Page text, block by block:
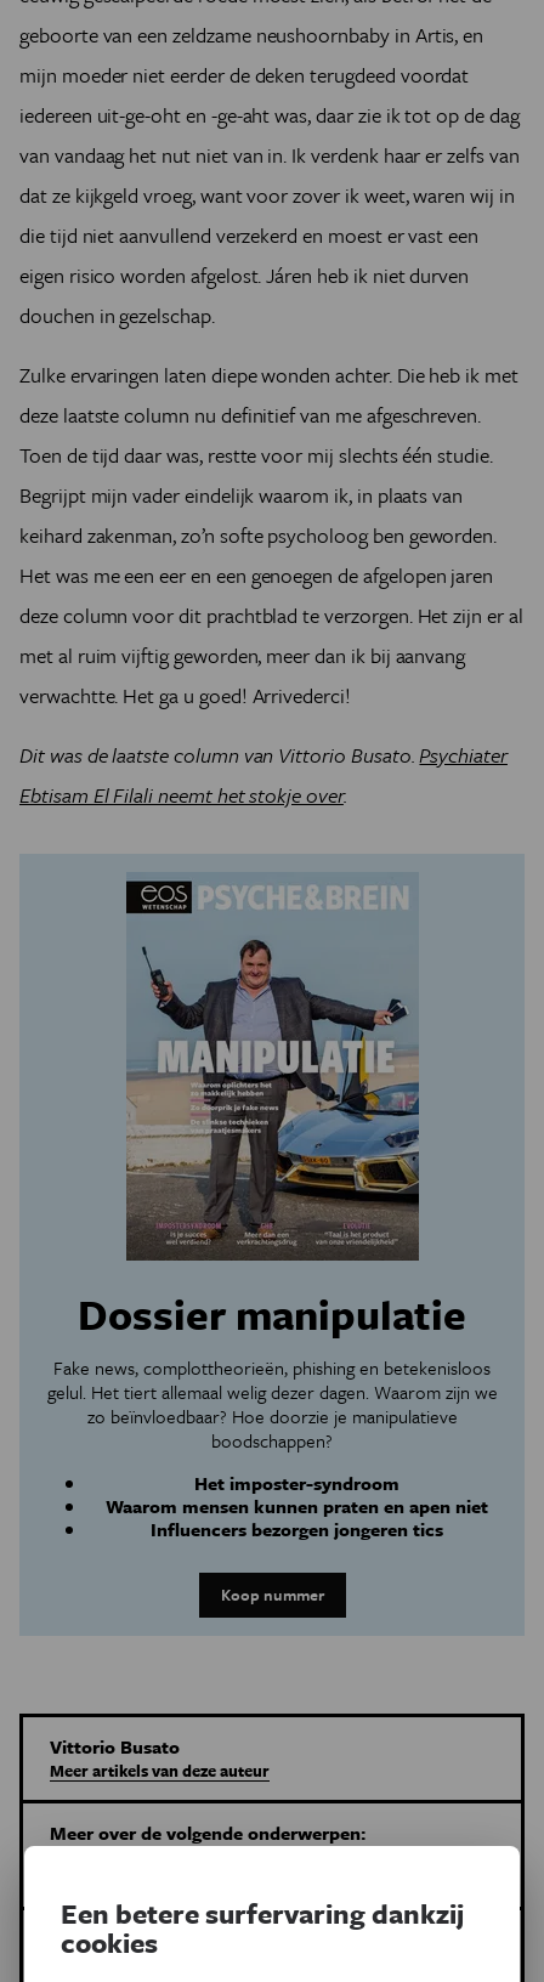
geboorte van een zeldzame neushoornbaby in Artis, en
mijn moeder niet eerder de deken terugdeed voordat
iedereen uit-ge-oht en -ge-aht was, daar zie ik tot op de dag
van vandaag het nut niet van in. Ik verdenk haar er zelfs van
dat ze kijkgeld vroeg, want voor zover ik weet, waren wij in
die tijd niet aanvullend verzekerd en moest er vast een
eigen risico worden afgelost. Járen heb ik niet durven
douchen in gezelschap.
Zulke ervaringen laten diepe wonden achter. Die heb ik met
deze laatste column nu definitief van me afgeschreven.
Toen de tijd daar was, restte voor mij slechts één studie.
Begrijpt mijn vader eindelijk waarom ik, in plaats van
keihard zakenman, zo’n softe psycholoog ben geworden.
Het was me een eer en een genoegen de afgelopen jaren
deze column voor dit prachtblad te verzorgen. Het zijn er al
met al ruim vijftig geworden, meer dan ik bij aanvang
verwachtte. Het ga u goed! Arrivederci!
Dit was de laatste column van Vittorio Busato.Psychiater
Ebtisam El Filali neemt het stokje over.
Dossier manipulatie
Fake news, complottheorieën, phishing en betekenisloos
gelul. Het tiert allemaal welig dezer dagen. Waarom zijn we
zo beïnvloedbaar? Hoe doorzie je manipulatieve
boodschappen?
Het imposter-syndroom
Waarom mensen kunnen praten en apen niet
Influencers bezorgen jongeren tics
Koop nummer
Vittorio Busato
Meer artikels van deze auteur
Meer over de volgende onderwerpen:
Dit is een artikel van:
Een betere surfervaring dankzij
cookies